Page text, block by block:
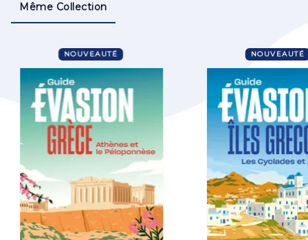
Même Collection
NOUVEAUTÉ NOUVEAUTÉ